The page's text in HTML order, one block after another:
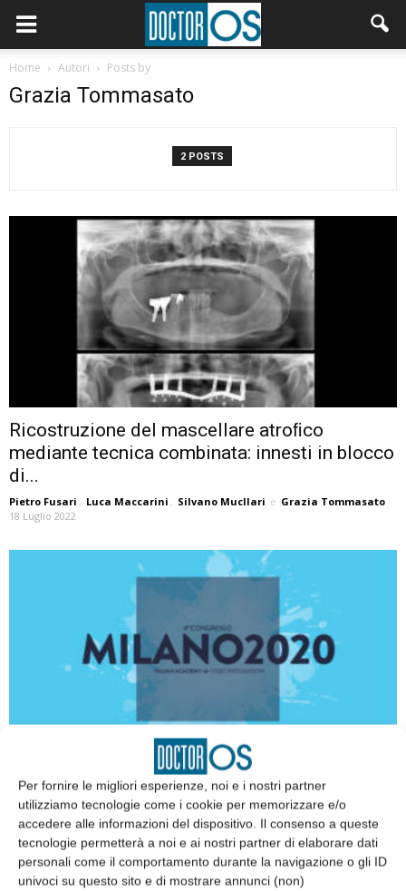
Per fornire le migliori esperienze, noi e i nostri partner
utilizziamo tecnologie come i cookie per memorizzare e/o
accedere alle informazioni del dispositivo. Il consenso a queste
tecnologie permetterà a noi e ai nostri partner di elaborare dati
personali come il comportamento durante la navigazione o gli ID
univoci su questo sito e di mostrare annunci (non)
Home Autori Posts by
Grazia Tommasato
2 POSTS
Ricostruzione del mascellare atroﬁco
mediante tecnica combinata: innesti in blocco
di...
Pietro Fusari , Luca Maccarini , Silvano Mucllari e Grazia Tommasato
18 Luglio 2022
IAO: Interazione, Associazione e Opportunità
Grazia Tommasato e Antonio Salierno 28 Settembre 2020
EDICOLA